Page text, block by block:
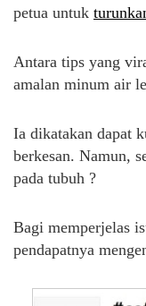
petua untuk
Antara tips yang
amalan minum air
Ia dikatakan dapat
berkesan. Namun,
pada tubuh ?
Bagi memperjelas
pendapatnya